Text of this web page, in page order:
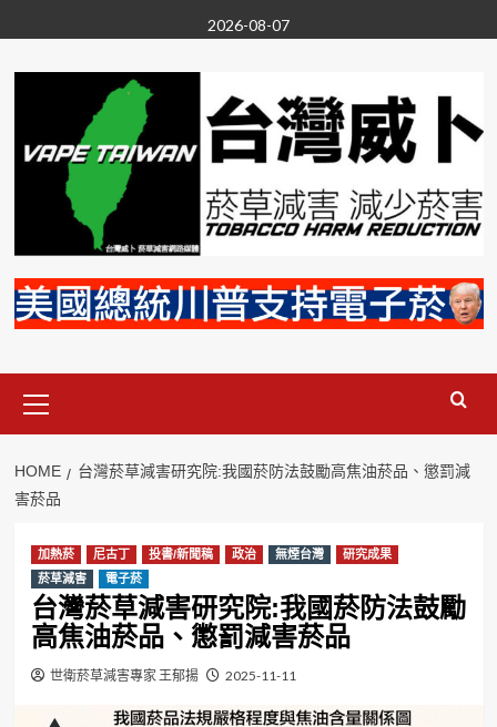
to
content
2026-08-07
Menu
HOME
台灣菸草減害研究院:我國菸防法鼓勵高焦油菸品、懲罰減
害菸品
加熱菸 尼古丁 投書/新聞稿 政治 無煙台灣
研究成果
菸草減害
電子菸
台灣菸草減害研究院:我國菸防法鼓勵
高焦油菸品、懲罰減害菸品
世衛菸草減害專家 王郁揚 2025-11-11